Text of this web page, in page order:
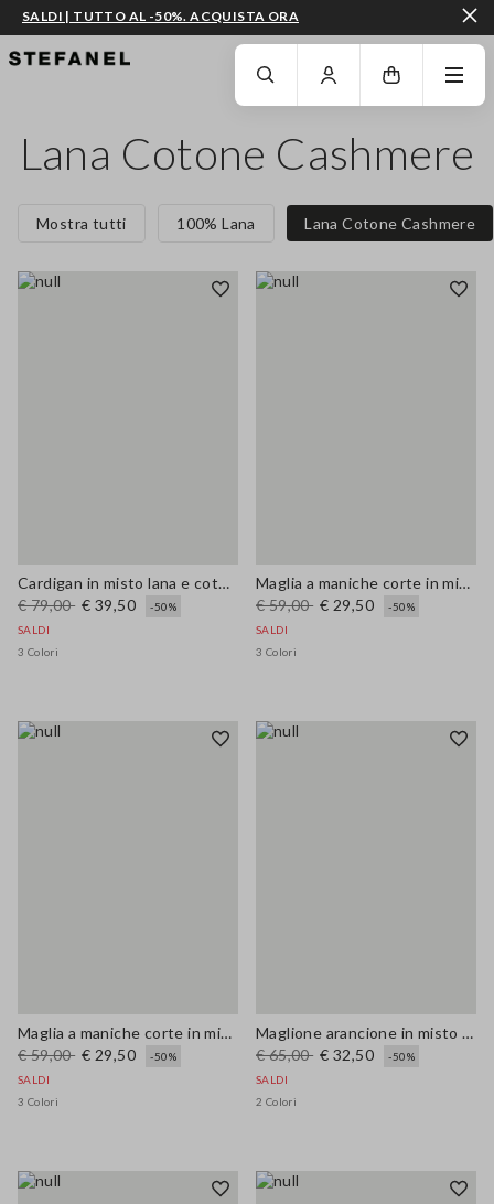
VAI AL CONTENUTO PRINCIPALE SCENDI AL FONDO DELLA PAGINA
SALDI | TUTTO AL -50%. ACQUISTA ORA
Lana Cotone Cashmere
Mostra tutti 100% Lana Lana Cotone Cashmere
Cardigan in misto lana e cotone marrone regular fit
€ 79,00 € 39,50
-50%
SALDI
3 Colori
Maglia a maniche corte in misto lana blu regular fit
€ 59,00 € 29,50
-50%
SALDI
3 Colori
Maglia a maniche corte in misto lana marrone regular fit
€ 59,00 € 29,50
-50%
SALDI
3 Colori
Maglione arancione in misto lana e cotone regular fit
€ 65,00 € 32,50
-50%
SALDI
2 Colori